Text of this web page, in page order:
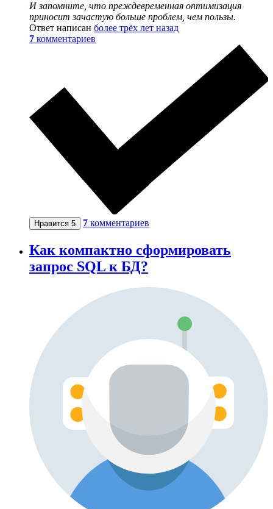
И запомните, что преждевременная оптимизация
приносит зачастую больше проблем, чем пользы.
Ответ написан более трёх лет назад
7 комментариев
Нравится 5 7 комментариев
Как компактно сформировать
запрос SQL к БД?